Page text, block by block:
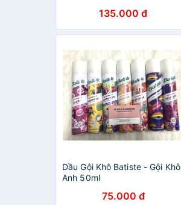
135.000 đ
Dầu Gội Khô Batiste - Gội Khô
Anh 50ml
75.000 đ